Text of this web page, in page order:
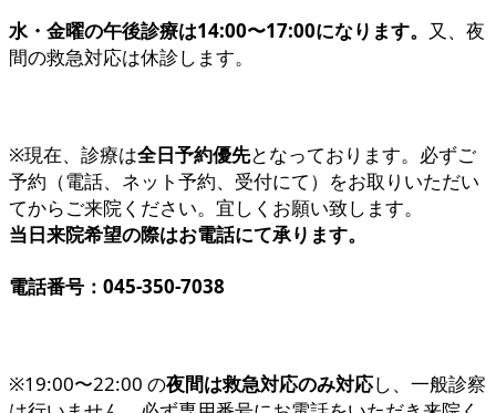
水・金曜の午後診療は14:00〜17:00になります。 又、夜
間の救急対応は休診します。
※現在、診療は全日予約優先となっております。必ずご
予約（電話、ネット予約、受付にて）をお取りいただい
てからご来院ください。宜しくお願い致します。
当日来院希望の際はお電話にて承ります。
電話番号：045-350-7038
※19:00〜22:00 の夜間は救急対応のみ対応し、一般診察